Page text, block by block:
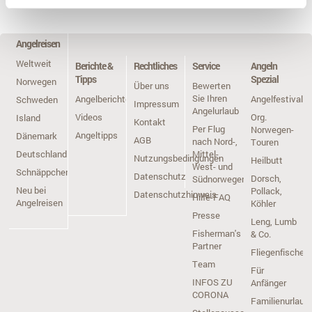
Angelreisen
Weltweit
Norwegen
Schweden
Island
Dänemark
Deutschland
Schnäppchen
Neu bei
Angelreisen
Angeln
Spezial
Angelfestivals
Org.
Norwegen-
Touren
Heilbutt
Dorsch,
Pollack,
Köhler
Leng, Lumb
& Co.
Fliegenfischen
Für
Anfänger
Familienurlaub
Berichte &
Tipps
Angelberichte
Videos
Angeltipps
Service
Bewerten
Sie Ihren
Angelurlaub
Per Flug
nach Nord-,
Mittel-,
West- und
Südnorwegen
Hilfe-FAQ
Presse
Fisherman's
Partner
Team
INFOS ZU
CORONA
Rechtliches
Über uns
Impressum
Kontakt
AGB
Nutzungsbedingungen
Datenschutz
Datenschutzhinweis